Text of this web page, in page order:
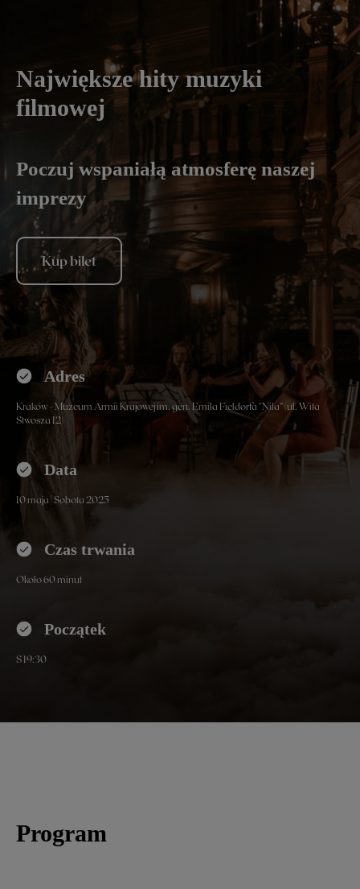
Największe hity muzyki
filmowej
Poczuj wspaniałą atmosferę naszej
imprezy
Kup bilet
Adres
Kraków - Muzeum Armii Krajowej im. gen. Emila Fieldorfa "Nila” (ul. Wita
Stwosza 12)
Data
10 maja | Sobota 2025
Czas trwania
Około 60 minut
Początek
S 19:30
Program